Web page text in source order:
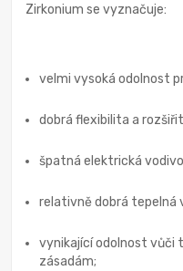
Zirkonium se vyznačuje:
velmi vysoká odolnost
dobrá flexibilita a
špatná elektrická
relativně dobrá tepelná
vynikající odolnost vůči
zásadám;